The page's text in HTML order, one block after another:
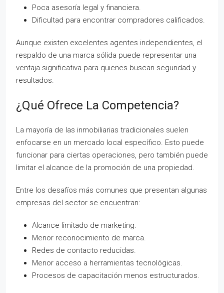
Poca asesoría legal y financiera.
Dificultad para encontrar compradores calificados.
Aunque existen excelentes agentes independientes, el
respaldo de una marca sólida puede representar una
ventaja significativa para quienes buscan seguridad y
resultados.
¿Qué Ofrece La Competencia?
La mayoría de las inmobiliarias tradicionales suelen
enfocarse en un mercado local específico. Esto puede
funcionar para ciertas operaciones, pero también puede
limitar el alcance de la promoción de una propiedad.
Entre los desafíos más comunes que presentan algunas
empresas del sector se encuentran:
Alcance limitado de marketing.
Menor reconocimiento de marca.
Redes de contacto reducidas.
Menor acceso a herramientas tecnológicas.
Procesos de capacitación menos estructurados.